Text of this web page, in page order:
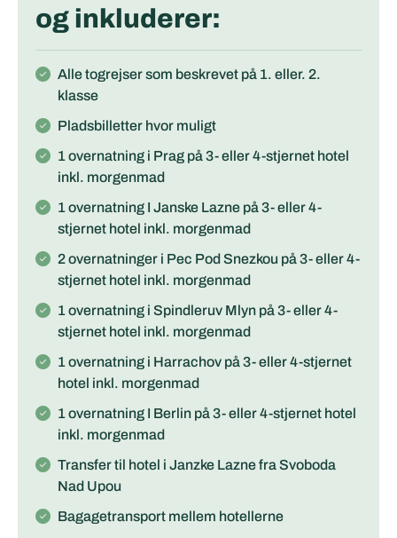
og inkluderer:
Alle togrejser som beskrevet på 1. eller. 2.
klasse
Pladsbilletter hvor muligt
1 overnatning i Prag på 3- eller 4-stjernet hotel
inkl. morgenmad
1 overnatning I Janske Lazne på 3- eller 4-
stjernet hotel inkl. morgenmad
2 overnatninger i Pec Pod Snezkou på 3- eller 4-
stjernet hotel inkl. morgenmad
1 overnatning i Spindleruv Mlyn på 3- eller 4-
stjernet hotel inkl. morgenmad
1 overnatning i Harrachov på 3- eller 4-stjernet
hotel inkl. morgenmad
1 overnatning I Berlin på 3- eller 4-stjernet hotel
inkl. morgenmad
Transfer til hotel i Janzke Lazne fra Svoboda
Nad Upou
Bagagetransport mellem hotellerne